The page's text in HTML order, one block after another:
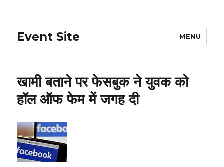
Event Site MENU
खामी बताने पर फेसबुक ने युवक को
हॉल ऑफ फेम में जगह दी